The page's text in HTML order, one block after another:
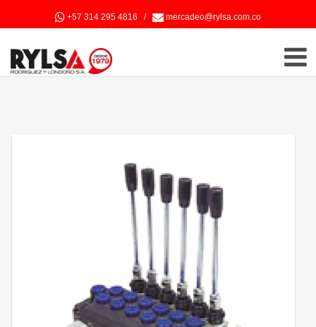
+57 314 295 4816 / mercadeo@rylsa.com.co